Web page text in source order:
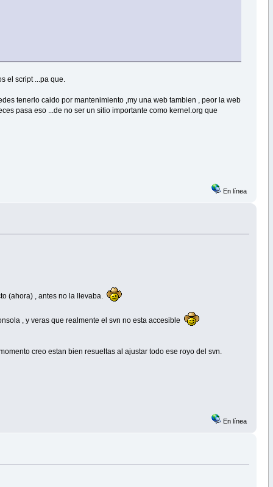
el script ...pa que.
tenerlo caido por mantenimiento ,my una web tambien , peor la web
pasa eso ...de no ser un sitio importante como kernel.org que
En línea
(ahora) , antes no la llevaba.
, y veras que realmente el svn no esta accesible
creo estan bien resueltas al ajustar todo ese royo del svn.
En línea